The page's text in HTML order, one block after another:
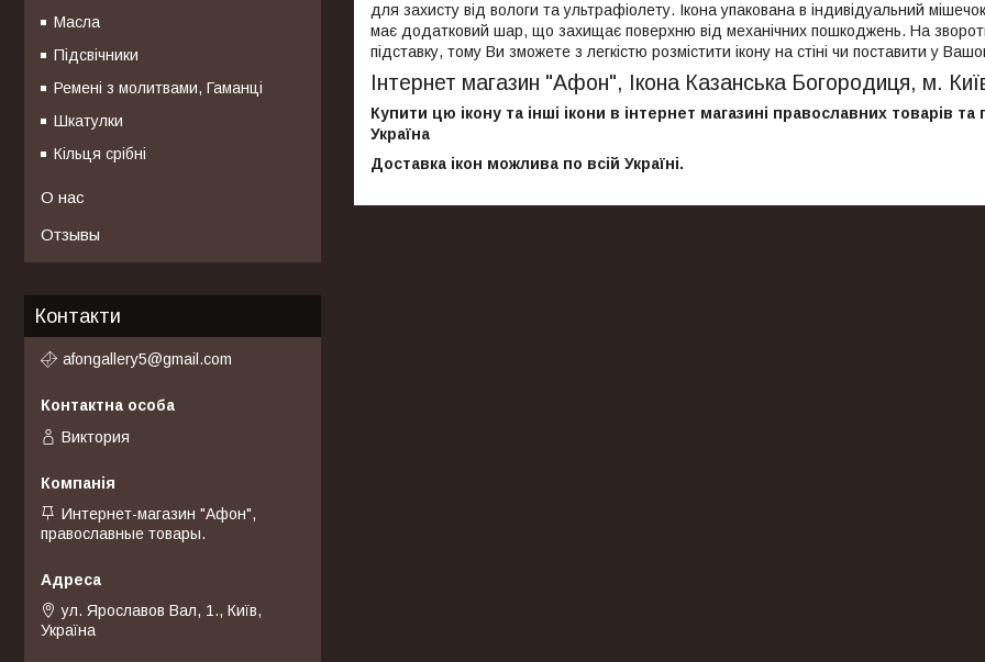
для захисту від вологи та ультрафіолету. Ікона упакована в індивідуальний
має додатковий шар, що захищає поверхню від механічних пошкоджень. На
підставку, тому Ви зможете з легкістю розмістити ікону на стіні чи поставити у
Інтернет магазин "Афон", Ікона Казанська Богородиця, м.
Купити цю ікону та інші ікони в інтернет магазині православних товарів
Україна
Доставка ікон можлива по всій Україні.
Масла
Підсвічники
Ремені з молитвами, Гаманці
Шкатулки
Кільця срібні
О нас
Отзывы
Контакти
afongallery5@gmail.com
Виктория
Интернет-магазин "Афон",
православные товары.
ул. Ярославов Вал, 1., Київ,
Україна